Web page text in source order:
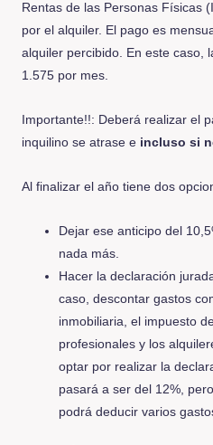
Rentas de las Personas Físicas
por el alquiler. El pago es
alquiler percibido. En este caso,
1.575 por mes.
Importante!!: Deberá realizar el
inquilino se atrase e incluso si
Al finalizar el año tiene dos
Dejar ese anticipo del
nada más.
Hacer la declaración
caso, descontar gastos
inmobiliaria, el impuesto
profesionales y los
optar por realizar la
pasará a ser del 12%,
podrá deducir varios